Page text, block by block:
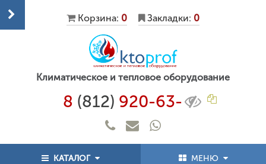
Корзина: 0 Закладки: 0
Климатическое и тепловое оборудование
8 (812) 920-63-
КАТАЛОГ МЕНЮ